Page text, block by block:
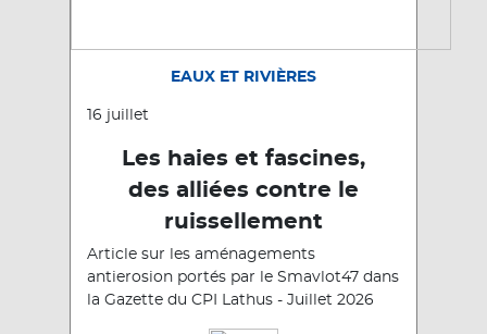
EAUX ET RIVIÈRES
16 juillet
Les haies et fascines,
des alliées contre le
ruissellement
Article sur les aménagements
antierosion portés par le Smavlot47 dans
la Gazette du CPI Lathus - Juillet 2026